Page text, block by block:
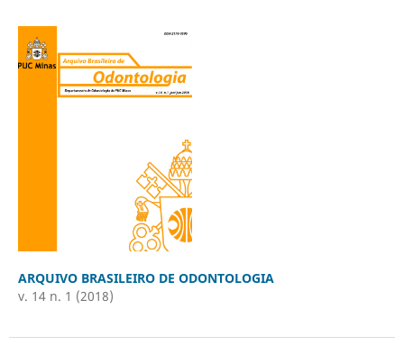
ARQUIVO BRASILEIRO DE ODONTOLOGIA
v. 14 n. 1 (2018)